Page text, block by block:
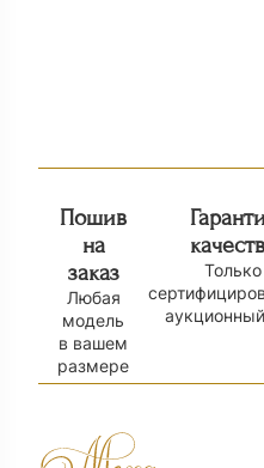
Пошив
на
заказ
Любая
модель
в вашем
размере
Только